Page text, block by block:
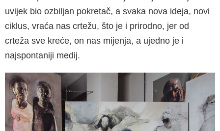
uvijek bio ozbiljan pokretač, a svaka nova ideja, novi
ciklus, vraća nas crtežu, što je i prirodno, jer od
crteža sve kreće, on nas mijenja, a ujedno je i
najspontaniji medij.